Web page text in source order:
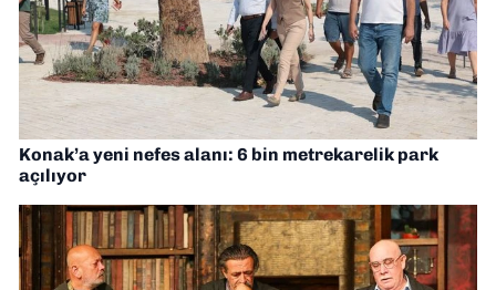
Konak’a yeni nefes alanı: 6 bin metrekarelik park
açılıyor